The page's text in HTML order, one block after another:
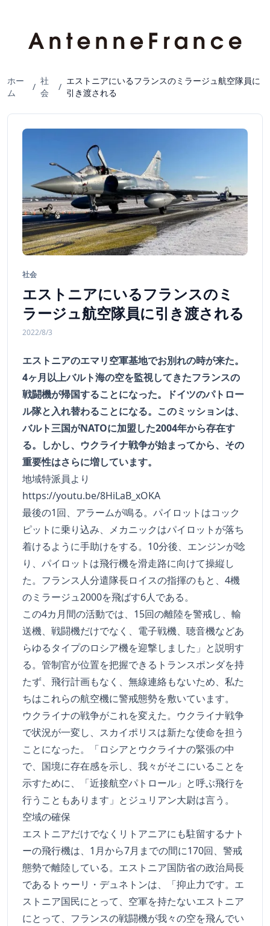
ホー
ム
/
社
会
/
エストニアにいるフランスのミラージュ航空隊員に
引き渡される
社会
エストニアにいるフランスのミ
ラージュ航空隊員に引き渡される
2022/8/3
エストニアのエマリ空軍基地でお別れの時が来た。
4ヶ月以上バルト海の空を監視してきたフランスの
戦闘機が帰国することになった。ドイツのパトロー
ル隊と入れ替わることになる。このミッションは、
バルト三国がNATOに加盟した2004年から存在す
る。しかし、ウクライナ戦争が始まってから、その
重要性はさらに増しています。
地域特派員より
https://youtu.be/8HiLaB_xOKA
最後の1回、アラームが鳴る。パイロットはコック
ピットに乗り込み、メカニックはパイロットが落ち
着けるように手助けをする。10分後、エンジンが唸
り、パイロットは飛行機を滑走路に向けて操縦し
た。フランス人分遣隊長ロイスの指揮のもと、4機
のミラージュ2000を飛ばす6人である。
この4カ月間の活動では、15回の離陸を警戒し、輸
送機、戦闘機だけでなく、電子戦機、聴音機などあ
らゆるタイプのロシア機を迎撃しました」と説明す
る。管制官が位置を把握できるトランスポンダを持
たず、飛行計画もなく、無線連絡もないため、私た
ちはこれらの航空機に警戒態勢を敷いています。
ウクライナの戦争がこれを変えた。ウクライナ戦争
で状況が一変し、スカイポリスは新たな使命を担う
ことになった。「ロシアとウクライナの緊張の中
で、国境に存在感を示し、我々がそこにいることを
示すために、「近接航空パトロール」と呼ぶ飛行を
行うこともあります」とジュリアン大尉は言う。
空域の確保
エストニアだけでなくリトアニアにも駐留するナト
ーの飛行機は、1月から7月までの間に170回、警戒
態勢で離陸している。エストニア国防省の政治局長
であるトゥーリ・デュネトンは、「抑止力です。エ
ストニア国民にとって、空軍を持たないエストニア
にとって、フランスの戦闘機が我々の空を飛んでい